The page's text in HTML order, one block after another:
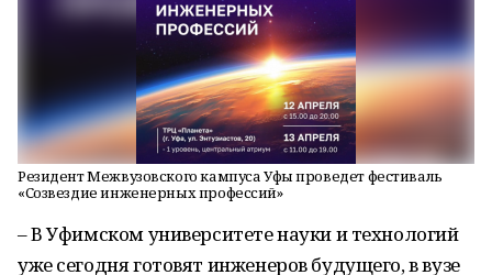
Резидент Межвузовского кампуса Уфы проведет фестиваль
«Созвездие инженерных профессий»
– В Уфимском университете науки и технологий
уже сегодня готовят инженеров будущего, в вузе